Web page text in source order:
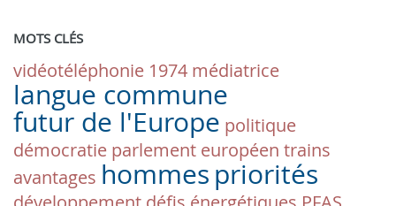
MOTS CLÉS
vidéotéléphonie 1974 médiatrice
langue commune
futur de l'Europe politique
démocratie parlement européen trains
avantages hommes priorités